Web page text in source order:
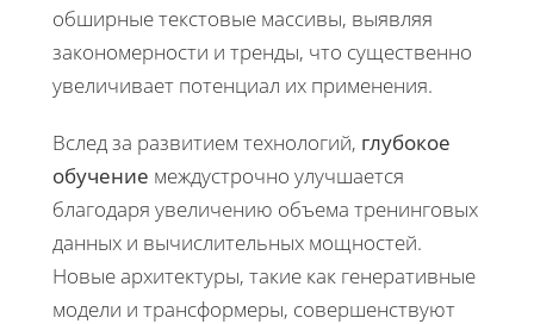
обширные текстовые массивы, выявляя
закономерности и тренды, что существенно
увеличивает потенциал их применения.
Вслед за развитием технологий, глубокое
обучение междустрочно улучшается
благодаря увеличению объема тренинговых
данных и вычислительных мощностей.
Новые архитектуры, такие как генеративные
модели и трансформеры, совершенствуют